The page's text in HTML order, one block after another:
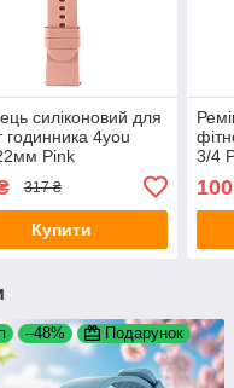
силіконовий для
годинника 4you
Pink
317 ₴
Купити
3/4
100
–48% Подарунок